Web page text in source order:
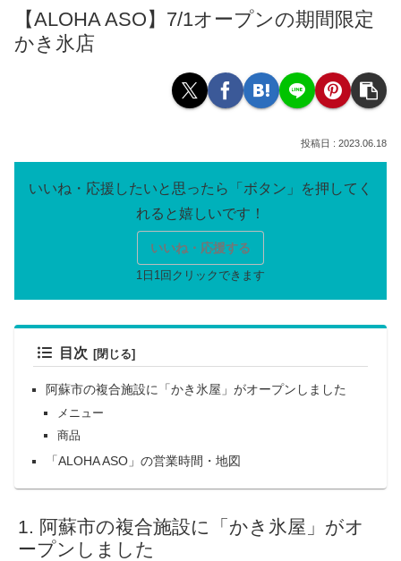
【ALOHA ASO】7/1オープンの期間限定
かき氷店
2023.06.18
いいね・応援する
目次
阿蘇市の複合施設に「かき氷屋」がオープンしました
メニュー
商品
「ALOHA ASO」の営業時間・地図
阿蘇市の複合施設に「かき氷屋」がオ
ープンしました